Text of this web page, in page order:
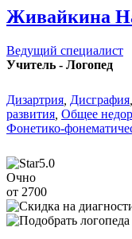
Живайкина
Ведущий специалист
Учитель - Логопед
Дизартрия Дисграфия
развития Общее
Фонетико-
5.0
Очно
от 2700